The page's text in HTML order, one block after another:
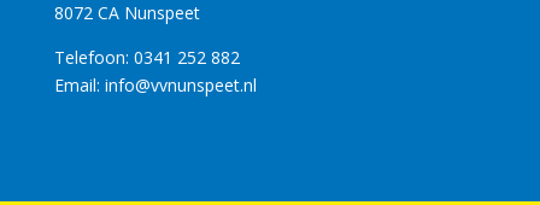
8072 CA Nunspeet
Telefoon: 0341 252 882
Email: info@vvnunspeet.nl